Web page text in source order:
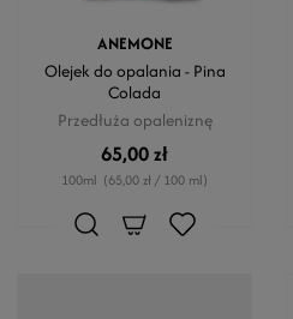
ANEMONE
Olejek do opalania - Pina
Colada
Przedłuża opaleniznę
65,00 zł
100ml (65,00 zł / 100 ml)